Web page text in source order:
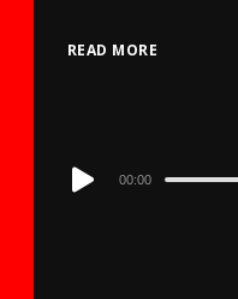
READ MORE
Audio
00:00